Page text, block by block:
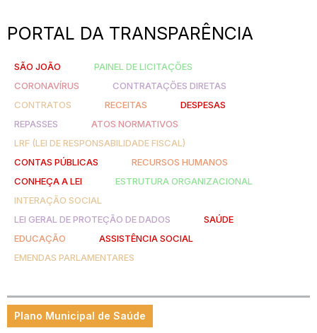
PORTAL DA TRANSPARÊNCIA
SÃO JOÃO
PAINEL DE LICITAÇÕES
CORONAVÍRUS
CONTRATAÇÕES DIRETAS
CONTRATOS
RECEITAS
DESPESAS
REPASSES
ATOS NORMATIVOS
LRF (LEI DE RESPONSABILIDADE FISCAL)
CONTAS PÚBLICAS
RECURSOS HUMANOS
CONHEÇA A LEI
ESTRUTURA ORGANIZACIONAL
INTERAÇÃO SOCIAL
LEI GERAL DE PROTEÇÃO DE DADOS
SAÚDE
EDUCAÇÃO
ASSISTÊNCIA SOCIAL
EMENDAS PARLAMENTARES
Plano Municipal de Saúde